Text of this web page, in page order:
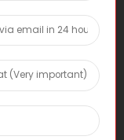
2, Tiyu Road,
Province, RPC